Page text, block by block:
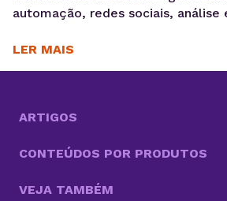
automação, redes sociais, análise
bem combinadas, permitem
quais ferramentas de marketing
LER MAIS
ARTIGOS
CONTEÚDOS POR PRODUTOS
VEJA TAMBÉM